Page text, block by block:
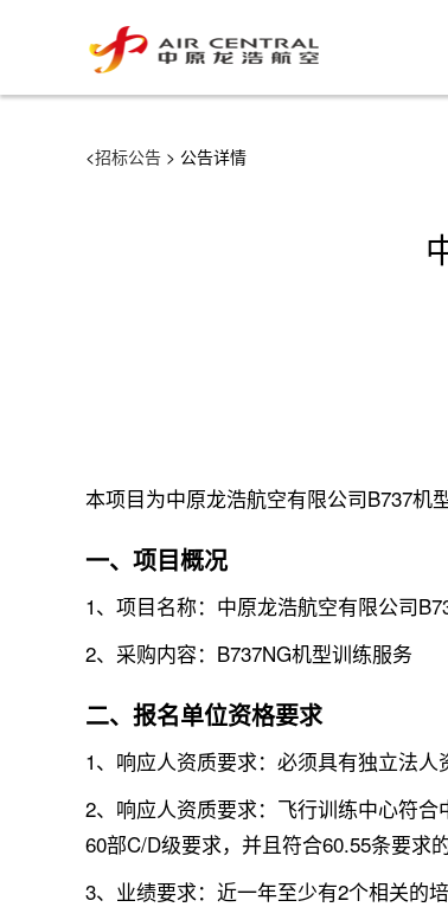
<招标公告 > 公告详情
本项目为中原龙浩航空有限公司B737机
一、项目概况
1、项目名称：中原龙浩航空有限公司
2、采购内容：B737NG机型训练服务
二、报名单位资格要求
1、响应人资质要求：必须具有独立法
2、响应人资质要求：飞行训练中心符
60部C/D级要求，并且符合60.55条要求
3、业绩要求：近一年至少有2个相关的